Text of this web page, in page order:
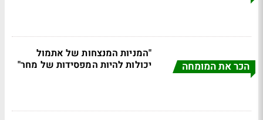
הכר את המומחה
"המניות המנצחות של אתמול
יכולות להיות המפסידות של מחר"